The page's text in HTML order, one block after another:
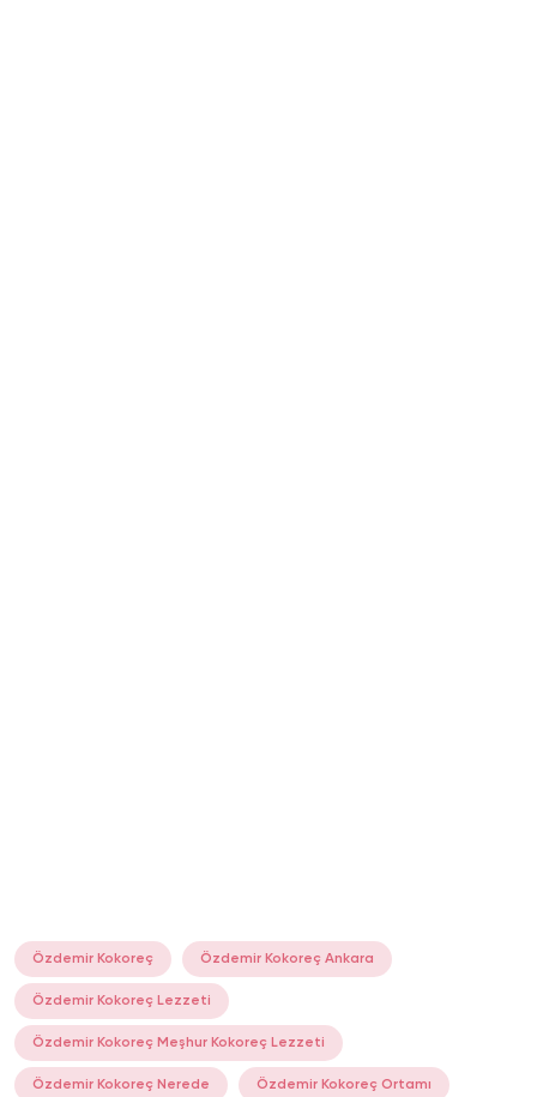
Özdemir Kokoreç Özdemir Kokoreç Ankara
Özdemir Kokoreç Lezzeti
Özdemir Kokoreç Meşhur Kokoreç Lezzeti
Özdemir Kokoreç Nerede Özdemir Kokoreç Ortamı